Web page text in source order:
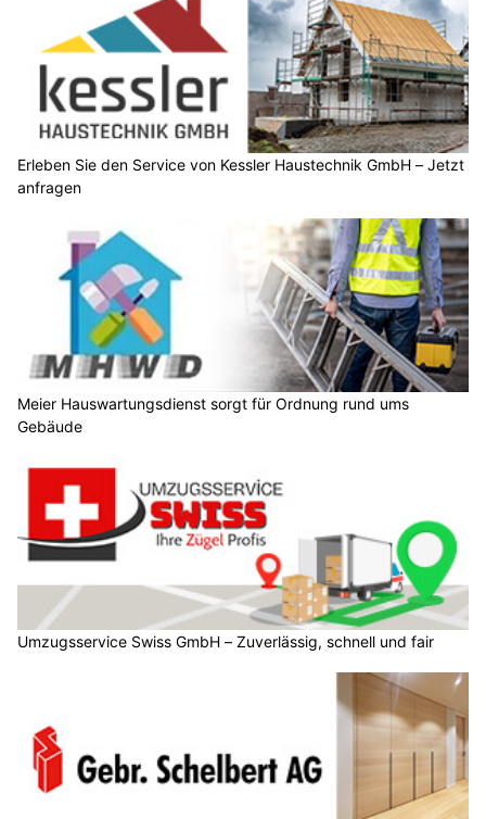
Erleben Sie den Service von Kessler Haustechnik GmbH – Jetzt
anfragen
Meier Hauswartungsdienst sorgt für Ordnung rund ums
Gebäude
Umzugsservice Swiss GmbH – Zuverlässig, schnell und fair